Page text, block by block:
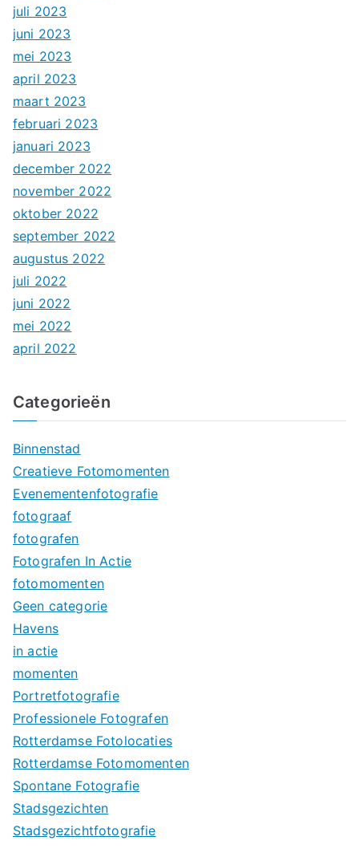
juli 2023
juni 2023
mei 2023
april 2023
maart 2023
februari 2023
januari 2023
december 2022
november 2022
oktober 2022
september 2022
augustus 2022
juli 2022
juni 2022
mei 2022
april 2022
Categorieën
Binnenstad
Creatieve Fotomomenten
Evenementenfotografie
fotograaf
fotografen
Fotografen In Actie
fotomomenten
Geen categorie
Havens
in actie
momenten
Portretfotografie
Professionele Fotografen
Rotterdamse Fotolocaties
Rotterdamse Fotomomenten
Spontane Fotografie
Stadsgezichten
Stadsgezichtfotografie